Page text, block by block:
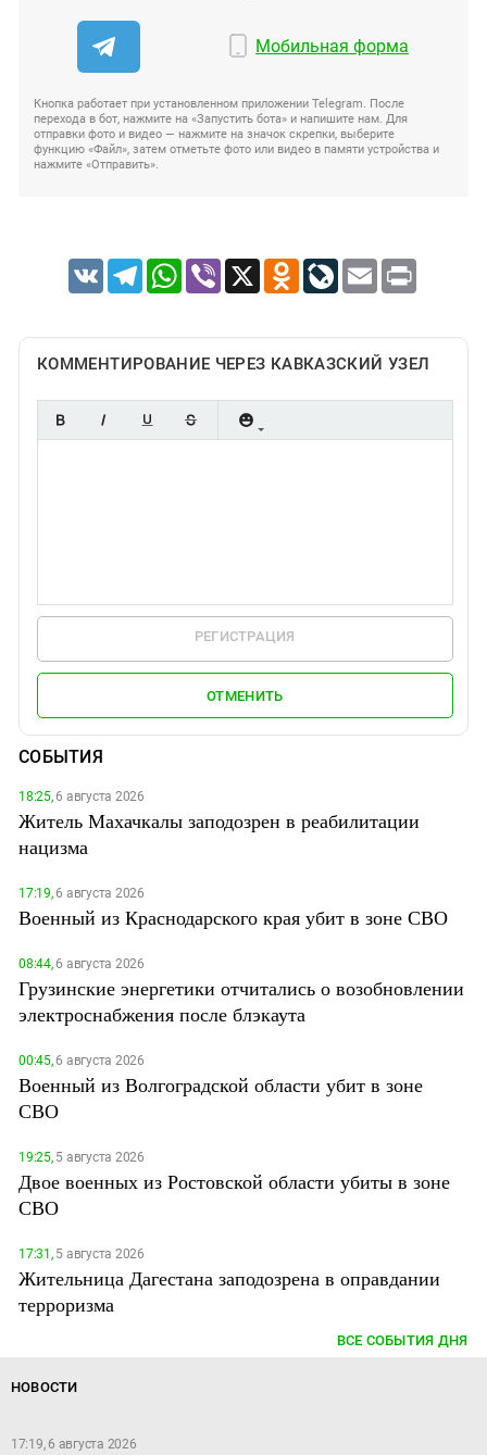
Мобильная форма
Кнопка работает при установленном приложении Telegram. После
перехода в бот, нажмите на «Запустить бота» и напишите нам. Для
отправки фото и видео — нажмите на значок скрепки, выберите
функцию «Файл», затем отметьте фото или видео в памяти устройства и
нажмите «Отправить».
VK TelegramWhatsApp
Viber X Odnoklassniki
LiveJournal
Email Print
КОММЕНТИРОВАНИЕ ЧЕРЕЗ КАВКАЗСКИЙ УЗЕЛ
РЕГИСТРАЦИЯ
ОТМЕНИТЬ
СОБЫТИЯ
18:25,6 августа 2026
Житель Махачкалы заподозрен в реабилитации
нацизма
17:19,6 августа 2026
Военный из Краснодарского края убит в зоне СВО
08:44,6 августа 2026
Грузинские энергетики отчитались о возобновлении
электроснабжения после блэкаута
00:45,6 августа 2026
Военный из Волгоградской области убит в зоне
СВО
19:25,5 августа 2026
Двое военных из Ростовской области убиты в зоне
СВО
17:31,5 августа 2026
Жительница Дагестана заподозрена в оправдании
терроризма
ВСЕ СОБЫТИЯ ДНЯ
НОВОСТИ
17:19, 6 августа 2026